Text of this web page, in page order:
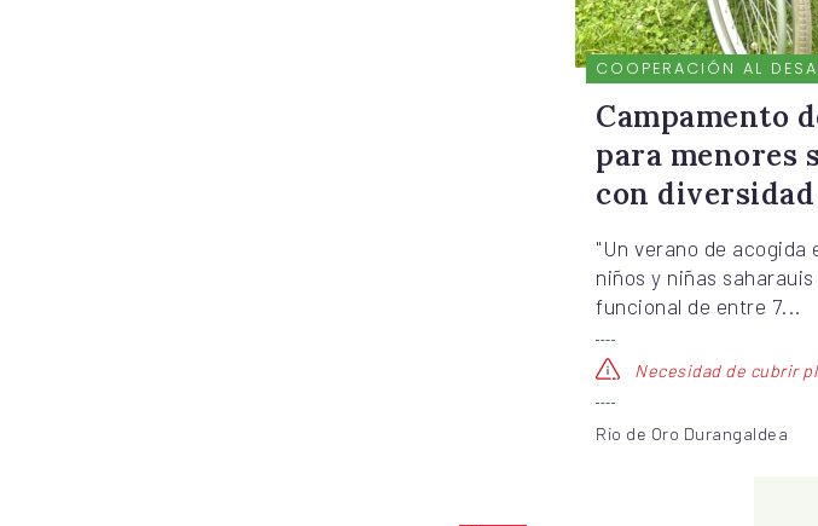
COOPERACIÓN AL
Campamento
para menores
con
"Un verano de acogida
niños y niñas
funcional de entre 7...
Necesidad de cubrir
Rio de Oro Durangaldea